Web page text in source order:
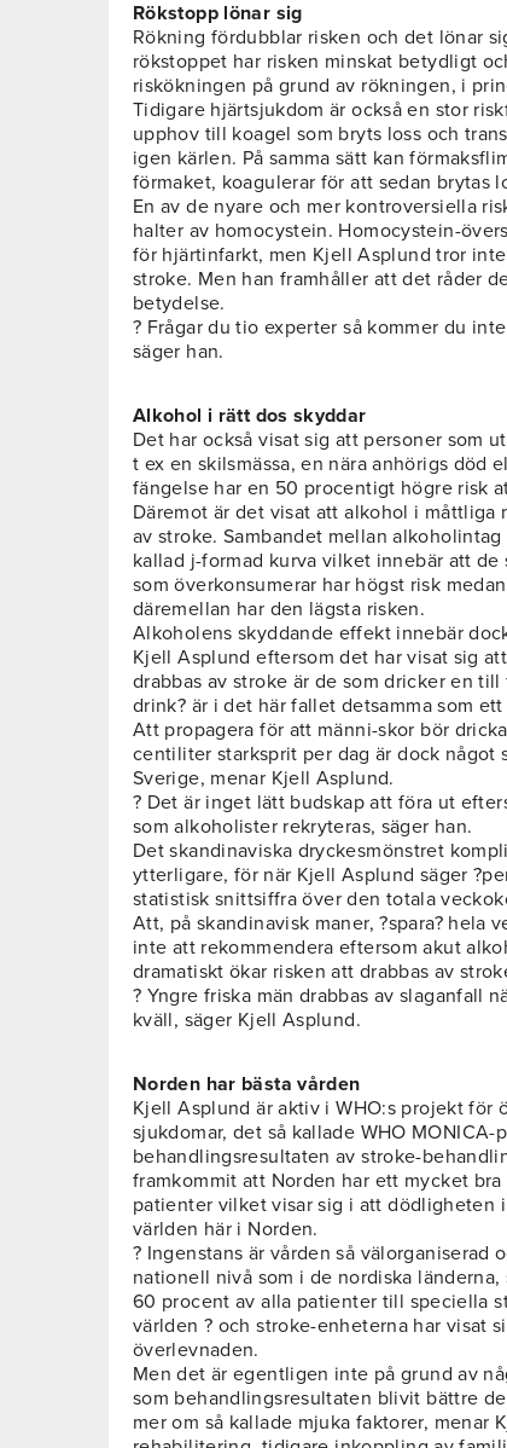
Rökstopp lönar sig
Rökning fördubblar risken och det lönar
rökstoppet har risken minskat betydligt
riskökningen på grund av rökningen, i
Tidigare hjärtsjukdom är också en stor
upphov till koagel som bryts loss och
igen kärlen. På samma sätt kan
förmaket, koagulerar för att sedan brytas
En av de nyare och mer kontroversiella
halter av homocystein. Homocystein-
för hjärtinfarkt, men Kjell Asplund tror
stroke. Men han framhåller att det råder
betydelse.
? Frågar du tio experter så kommer du
säger han.
Alkohol i rätt dos skyddar
Det har också visat sig att personer som
t ex en skilsmässa, en nära anhörigs död
fängelse har en 50 procentigt högre risk
Däremot är det visat att alkohol i måttliga
av stroke. Sambandet mellan
kallad j-formad kurva vilket innebär att
som överkonsumerar har högst risk
däremellan har den lägsta risken.
Alkoholens skyddande effekt innebär
Kjell Asplund eftersom det har visat sig
drabbas av stroke är de som dricker en till
drink? är i det här fallet detsamma som
Att propagera för att männi-skor bör
centiliter starksprit per dag är dock något
Sverige, menar Kjell Asplund.
? Det är inget lätt budskap att föra ut
som alkoholister rekryteras, säger han.
Det skandinaviska dryckesmönstret
ytterligare, för när Kjell Asplund säger
statistisk snittsiffra över den totala
Att, på skandinavisk maner, ?spara? hela
inte att rekommendera eftersom akut
dramatiskt ökar risken att drabbas av
? Yngre friska män drabbas av slaganfall
kväll, säger Kjell Asplund.
Norden har bästa vården
Kjell Asplund är aktiv i WHO:s projekt för
sjukdomar, det så kallade WHO
behandlingsresultaten av stroke-
framkommit att Norden har ett mycket
patienter vilket visar sig i att dödligheten
världen här i Norden.
? Ingenstans är vården så välorganiserad
nationell nivå som i de nordiska
60 procent av alla patienter till speciella
världen ? och stroke-enheterna har visat
överlevnaden.
Men det är egentligen inte på grund av
som behandlingsresultaten blivit bättre
mer om så kallade mjuka faktorer, menar